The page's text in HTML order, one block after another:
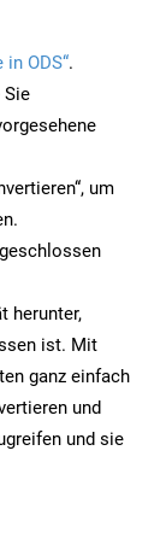
in ODS“.
Sie
um
herunter,
ist. Mit
ganz einfach
und
und sie